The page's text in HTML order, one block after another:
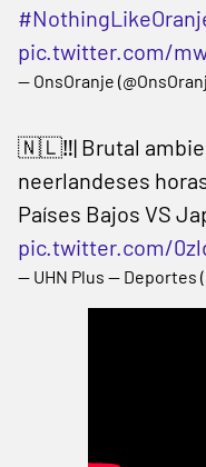
pic.twitter.com/
— OnsOranje
🇳🇱‼️| Brutal
neerlandeses
Países Bajos VS
pic.twitter.com/
— UHN Plus — Deportes